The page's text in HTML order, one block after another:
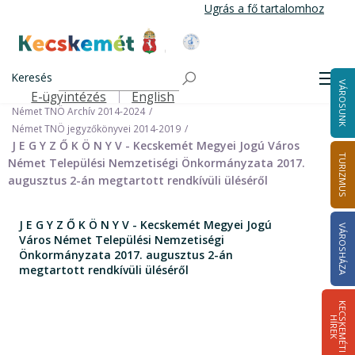
tartalomra
Ugrás a fő tartalomhoz
Kecskemét Város Honlapja
Keresés
Felső navigáció
E-ügyintézés English VÁROSUNK
TURIZMUS
VÁROSHÁZA
K
E
C
S
K
E
M
É
T
I
HÍ
R
E
K
Önkormányzat
Nemzetiségi Önkormányzatok
Német Települési Nemzetiségi Önkormányzat
Német TNÖ Archív 2014-2024
Német TNÖ jegyzőkönyvei 2014-2019
J E G Y Z Ő K Ö N Y V - Kecskemét Megyei Jogú Város
Német Települési Nemzetiségi Önkormányzata 2017.
augusztus 2-án megtartott rendkívüli üléséről
J E G Y Z Ő K Ö N Y V - Kecskemét Megyei Jogú
Város Német Települési Nemzetiségi
Önkormányzata 2017. augusztus 2-án
megtartott rendkívüli üléséről